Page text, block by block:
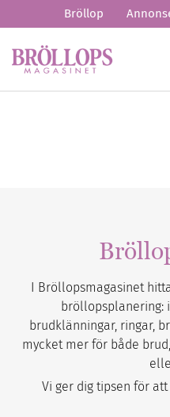
Bröllop
I Bröllopsmagasinet
bröllopsplanering:
brudklänningar, ringar,
mycket mer för både
Vi ger dig tipsen för